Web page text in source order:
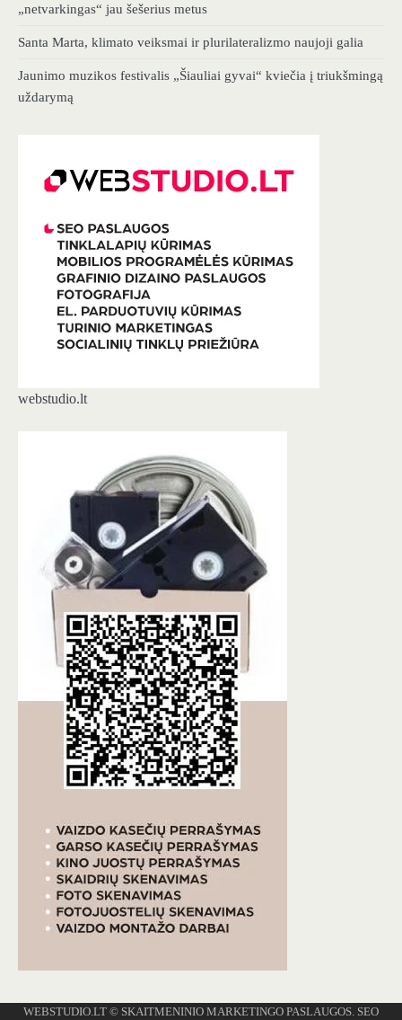
„netvarkingas“ jau šešerius metus
Santa Marta, klimato veiksmai ir plurilateralizmo naujoji galia
Jaunimo muzikos festivalis „Šiauliai gyvai“ kviečia į triukšmingą
uždarymą
webstudio.lt
WEBSTUDIO.LT © SKAITMENINIO MARKETINGO PASLAUGOS. SEO